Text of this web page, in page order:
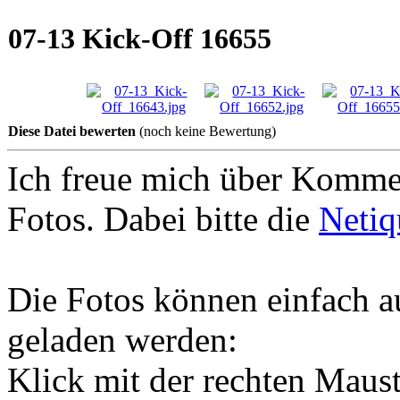
07-13 Kick-Off 16655
Diese Datei bewerten (noch keine Bewertung)
Ich freue mich über
Fotos. Dabei bitte die
Die Fotos können einfach
geladen werden:
Klick mit der rechten